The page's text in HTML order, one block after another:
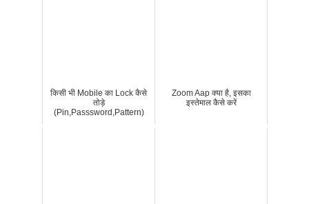
किसी भी Mobile का Lock कैसे
तोड़े
(Pin,Passsword,Pattern)
Zoom Aap क्या है, इसका
इस्तेमाल कैसे करें